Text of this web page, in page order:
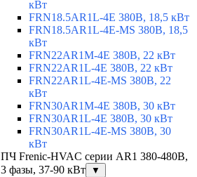
кВт
FRN18.5AR1L-4E 380В, 18,5 кВт
FRN18.5AR1L-4E-MS 380В, 18,5
кВт
FRN22AR1M-4E 380В, 22 кВт
FRN22AR1L-4E 380В, 22 кВт
FRN22AR1L-4E-MS 380В, 22
кВт
FRN30AR1M-4E 380В, 30 кВт
FRN30AR1L-4E 380В, 30 кВт
FRN30AR1L-4E-MS 380В, 30
кВт
ПЧ Frenic-HVAC серии AR1 380-480В,
3 фазы, 37-90 кВт
▼